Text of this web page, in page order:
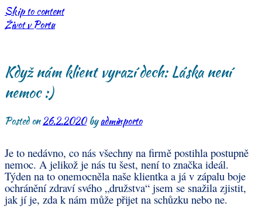
Skip to content
Život v Portu
Když nám klient vyrazí dech: Láska není
nemoc :)
Posted on26.2.2020byadminporto
Je to nedávno, co nás všechny na firmě postihla postupně
nemoc. A jelikož je nás tu šest, není to značka ideál.
Týden na to onemocněla naše klientka a já v zápalu boje
ochránění zdraví svého „družstva“ jsem se snažila zjistit,
jak jí je, zda k nám může přijet na schůzku nebo ne.